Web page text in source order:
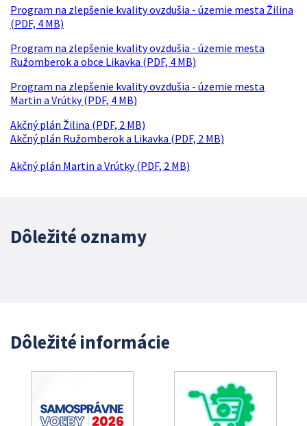
Program na zlepšenie kvality ovzdušia - územie mesta Žilina
(PDF, 4 MB)
Program na zlepšenie kvality ovzdušia - územie mesta
Ružomberok a obce Likavka (PDF, 4 MB)
Program na zlepšenie kvality ovzdušia - územie mesta
Martin a Vrútky (PDF, 4 MB)
Akčný plán Žilina (PDF, 2 MB)
Akčný plán Ružomberok a Likavka (PDF, 2 MB)
Akčný plán Martin a Vrútky (PDF, 2 MB)
Dôležité oznamy
Dôležité informácie